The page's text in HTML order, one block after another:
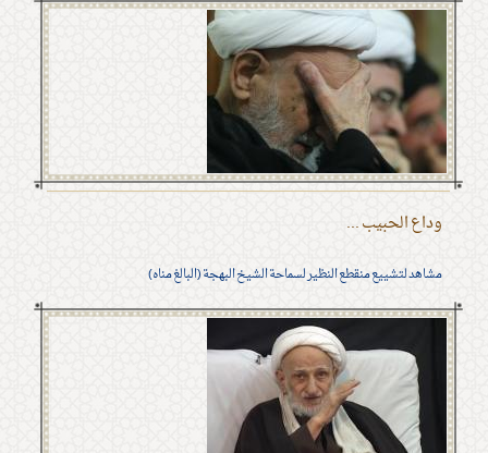
وداع الحبيب ...
مشاهد لتشييع منقطع النظير لسماحة الشيخ البهجة (البالغ مناه)